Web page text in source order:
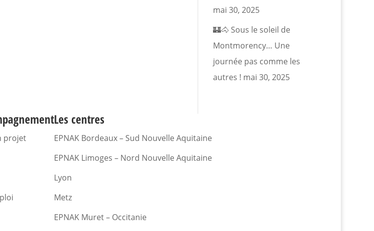
mai 30, 2025
🏰🐴 Sous le soleil de
Montmorency… Une
journée pas comme les
autres ! mai 30, 2025
projet
Les centres
EPNAK Bordeaux – Sud Nouvelle Aquitaine
EPNAK Limoges – Nord Nouvelle Aquitaine
Lyon
Metz
EPNAK Muret – Occitanie